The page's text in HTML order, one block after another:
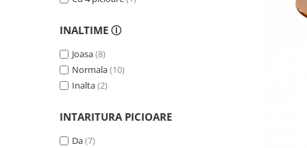
INALTIME Ⓘ
Joasa(8)
Normala(10)
Inalta(2)
INTARITURA PICIOARE
Da(7)